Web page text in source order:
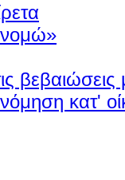
βεβαιώσεις
κατ'